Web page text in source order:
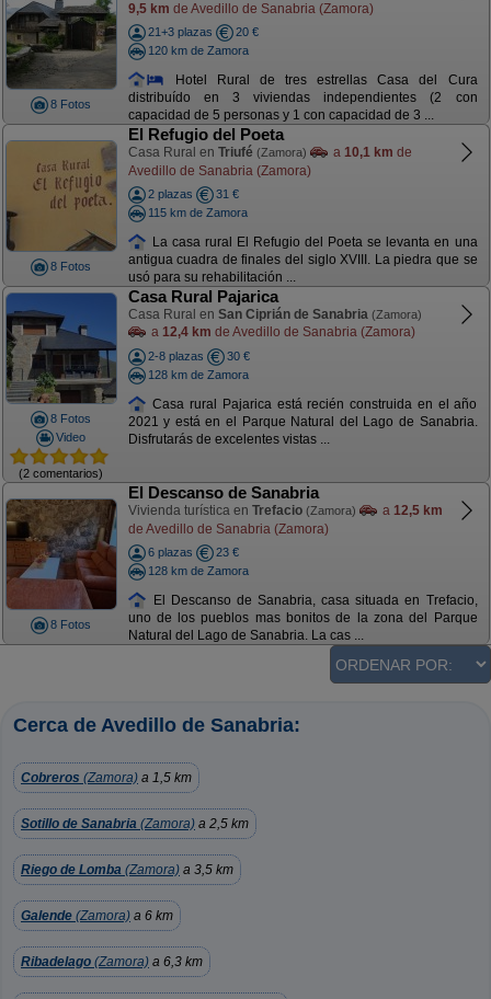
8 Fotos
9,5 km de Avedillo de Sanabria (Zamora)
21+3 plazas
20 €
120 km de Zamora
Hotel Rural de tres estrellas Casa del Cura
distribuído en 3 viviendas independientes (2 con
capacidad de 5 personas y 1 con capacidad de 3 ...
8 Fotos
El Refugio del Poeta
Casa Rural en Triufé (Zamora) a 10,1 km de
Avedillo de Sanabria (Zamora)
2 plazas
31 €
115 km de Zamora
La casa rural El Refugio del Poeta se levanta en una
antigua cuadra de finales del siglo XVIII. La piedra que se
usó para su rehabilitación ...
8 Fotos
Video
(2 comentarios)
Casa Rural Pajarica
Casa Rural en San Ciprián de Sanabria (Zamora)
a 12,4 km de Avedillo de Sanabria (Zamora)
2-8 plazas
30 €
128 km de Zamora
Casa rural Pajarica está recién construida en el año
2021 y está en el Parque Natural del Lago de Sanabria.
Disfrutarás de excelentes vistas ...
8 Fotos
El Descanso de Sanabria
Vivienda turística en Trefacio (Zamora) a 12,5 km
de Avedillo de Sanabria (Zamora)
6 plazas
23 €
128 km de Zamora
El Descanso de Sanabria, casa situada en Trefacio,
uno de los pueblos mas bonitos de la zona del Parque
Natural del Lago de Sanabria. La cas ...
Cerca de Avedillo de Sanabria:
Cobreros (Zamora) a 1,5 km
Sotillo de Sanabria (Zamora) a 2,5 km
Riego de Lomba (Zamora) a 3,5 km
Galende (Zamora) a 6 km
Ribadelago (Zamora) a 6,3 km